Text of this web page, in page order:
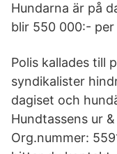
Hundarna är på
blir 550 000:- per
Polis kallades till
syndikalister
dagiset och
Hundtassens ur
Org.nummer: